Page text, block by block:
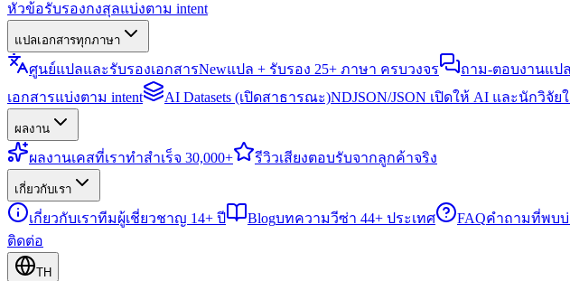
หัวข้อรับรองกงสุลแบ่งตาม intent
แปลเอกสารทุกภาษา
ศูนย์แปลและรับรองเอกสารNewแปล + รับรอง 25+ ภาษา ครบวงจร ถาม-ตอบงานแป
เอกสารแบ่งตาม intent
AI Datasets (เปิดสาธารณะ)NDJSON/JSON เปิดให้ AI และนักวิจัย
ผลงาน
ผลงานเคสที่เราทำสำเร็จ 30,000+ รีวิวเสียงตอบรับจากลูกค้าจริง
เกี่ยวกับเรา
เกี่ยวกับเราทีมผู้เชี่ยวชาญ 14+ ปี Blogบทความวีซ่า 44+ ประเทศ FAQคำถามที่พบ
ติดต่อ
TH